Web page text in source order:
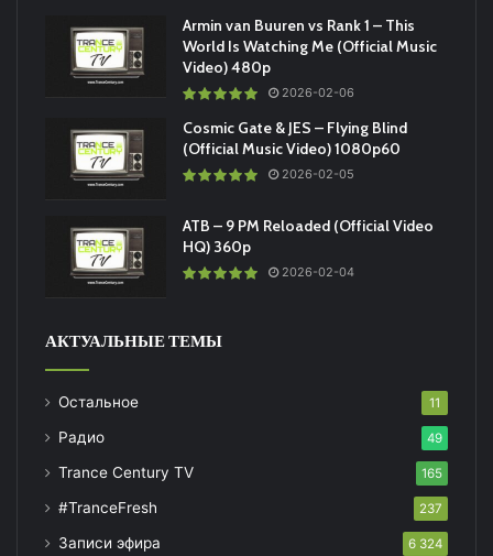
Armin van Buuren vs Rank 1 – This
World Is Watching Me (Official Music
Video) 480p
2026-02-06
Cosmic Gate & JES – Flying Blind
(Official Music Video) 1080p60
2026-02-05
ATB – 9 PM Reloaded (Official Video
HQ) 360p
2026-02-04
АКТУАЛЬНЫЕ ТЕМЫ
Остальное 11
Радио 49
Trance Century TV 165
#TranceFresh 237
Записи эфира 6 324